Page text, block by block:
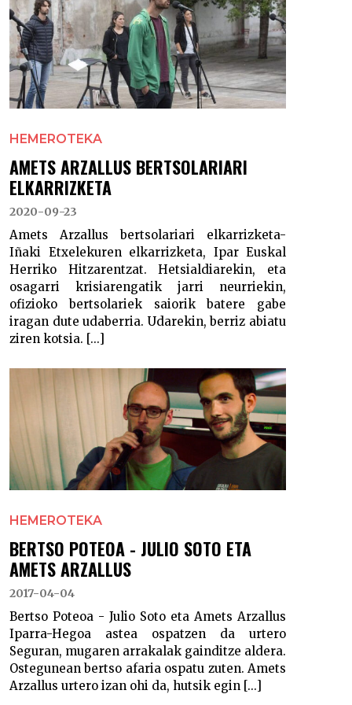
HEMEROTEKA
AMETS ARZALLUS BERTSOLARIARI
ELKARRIZKETA
2020-09-23
Amets Arzallus bertsolariari elkarrizketa-
Iñaki Etxelekuren elkarrizketa, Ipar Euskal
Herriko Hitzarentzat. Hetsialdiarekin, eta
osagarri krisiarengatik jarri neurriekin,
ofizioko bertsolariek saiorik batere gabe
iragan dute udaberria. Udarekin, berriz abiatu
ziren kotsia. [...]
HEMEROTEKA
BERTSO POTEOA - JULIO SOTO ETA
AMETS ARZALLUS
2017-04-04
Bertso Poteoa - Julio Soto eta Amets Arzallus
Iparra-Hegoa astea ospatzen da urtero
Seguran, mugaren arrakalak gainditze aldera.
Ostegunean bertso afaria ospatu zuten. Amets
Arzallus urtero izan ohi da, hutsik egin [...]